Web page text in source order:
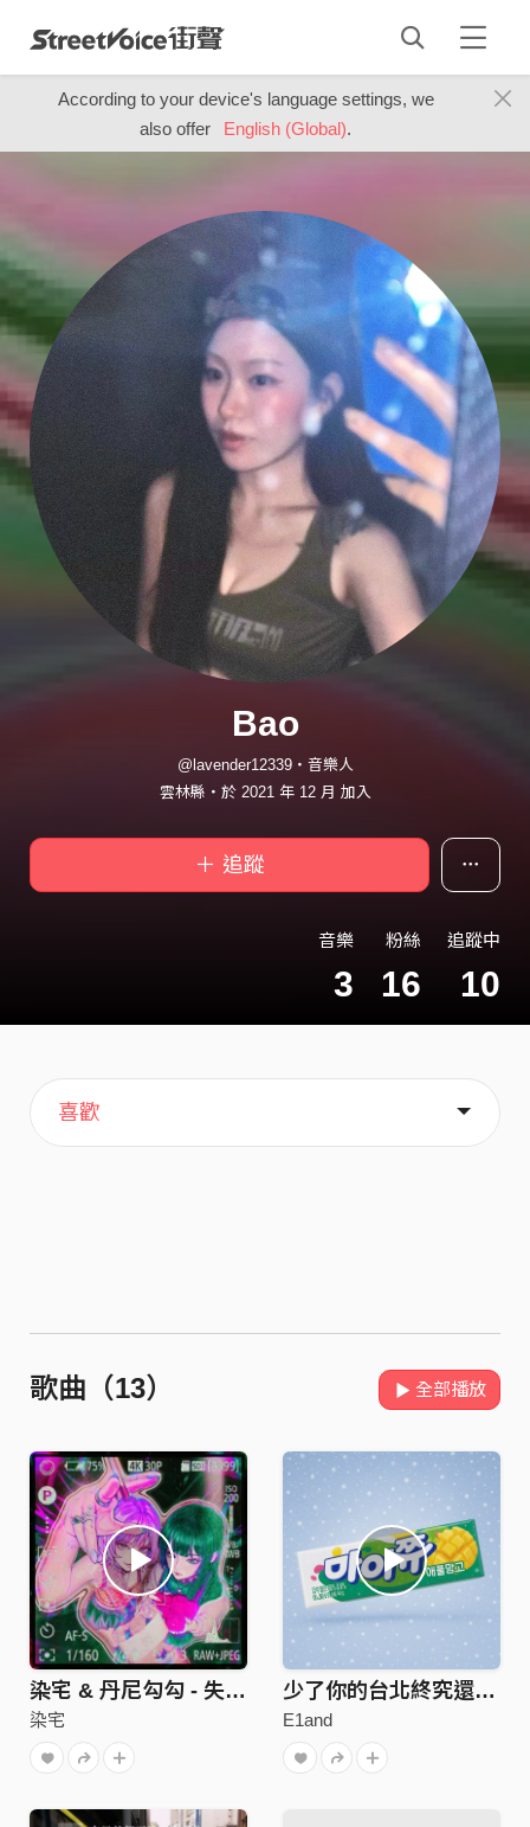
According to your device's language settings, we
also offer
English (Global).
Bao
@lavender12339・音樂人
雲林縣・於 2021 年 12 月 加入
＋ 追蹤
音樂
3
粉絲
16
追蹤中
10
主頁
音樂
歌單
喜歡
關於
歌曲（13） 全部播放
染宅 & 丹尼勾勾 - 失焦點
染宅
少了你的台北終究還是沒下雪 (demo Vr.)
E1and